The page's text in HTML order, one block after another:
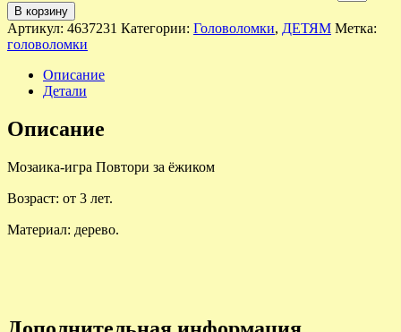
В корзину
Артикул: 4637231 Категории: Головоломки, ДЕТЯМ Метка:
головоломки
Описание
Детали
Описание
Мозаика-игра Повтори за ёжиком
Возраст: от 3 лет.
Материал: дерево.